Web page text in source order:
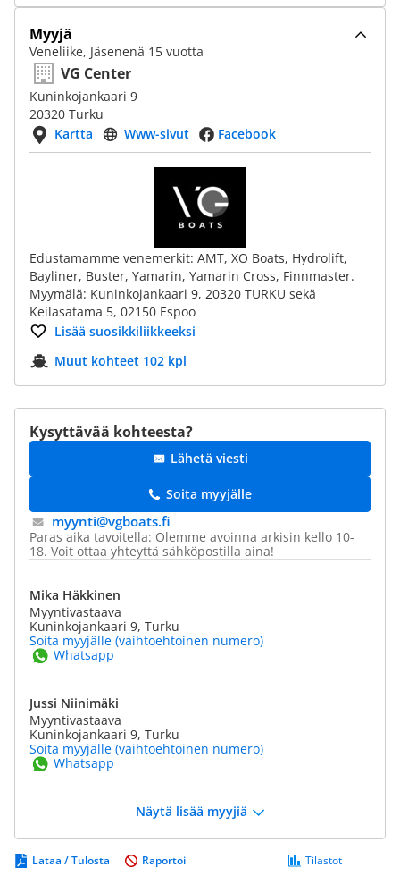
Myyjä
Veneliike, Jäsenenä 15 vuotta
VG Center
Kuninkojankaari 9
20320 Turku
Kartta
Www-sivut Facebook
Edustamamme venemerkit: AMT, XO Boats, Hydrolift,
Bayliner, Buster, Yamarin, Yamarin Cross, Finnmaster.
Myymälä: Kuninkojankaari 9, 20320 TURKU sekä
Keilasatama 5, 02150 Espoo
Lisää suosikkiliikkeeksi
Muut kohteet 102 kpl
Kysyttävää kohteesta?
Lähetä viesti
Soita myyjälle
myynti@​vgboats.fi
Paras aika tavoitella: Olemme avoinna arkisin kello 10-
18. Voit ottaa yhteyttä sähköpostilla aina!
Mika Häkkinen
Myyntivastaava
Kuninkojankaari 9, Turku
Soita myyjälle (vaihtoehtoinen numero)
Whatsapp
Jussi Niinimäki
Myyntivastaava
Kuninkojankaari 9, Turku
Soita myyjälle (vaihtoehtoinen numero)
Whatsapp
Näytä lisää myyjiä
Lataa / Tulosta Tilastot
Raportoi